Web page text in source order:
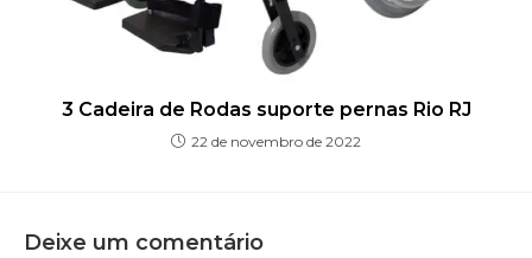
3 Cadeira de Rodas suporte pernas Rio RJ
22 de novembro de 2022
Deixe um comentário